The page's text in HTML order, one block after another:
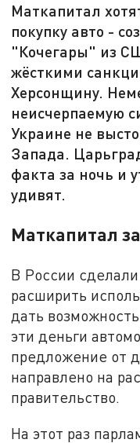
Маткапитал
покупку авто -
"Кочегары" из
жёсткими
Херсонщину.
неисчерпаемую
Украине не
Запада.
факта за ночь и
удивят.
Маткапитал
В России
расширить
дать
эти деньги
предложение от
направлено на
правительство.
На этот раз